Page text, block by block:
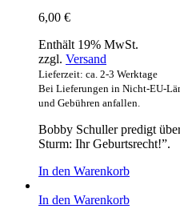
6,00 €
Enthält 19% MwSt.
zzgl. Versand
Lieferzeit: ca. 2-3 Werktage
Bei Lieferungen in Nicht-EU-
und Gebühren anfallen.
Bobby Schuller predigt
Sturm: Ihr Geburtsrecht!”.
In den Warenkorb
In den Warenkorb